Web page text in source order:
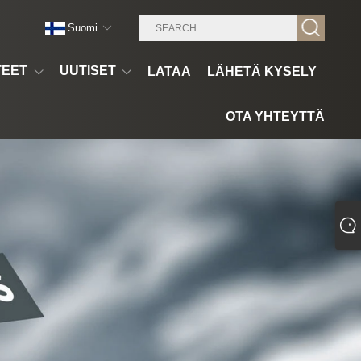
UUTISET LATAA LÄHETÄ KYSELY
OTA YHTEYTTÄ
Suomi